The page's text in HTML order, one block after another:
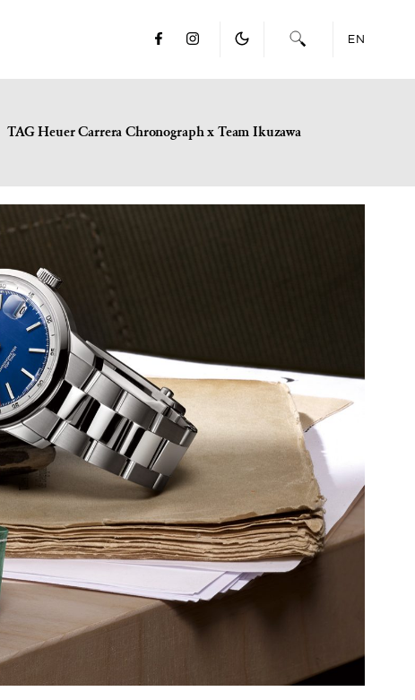
EN
TAG Heuer Carrera Chronograph x Team Ikuzawa